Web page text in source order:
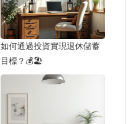
如何通過投資實現退休儲蓄
目標？💰🏖️